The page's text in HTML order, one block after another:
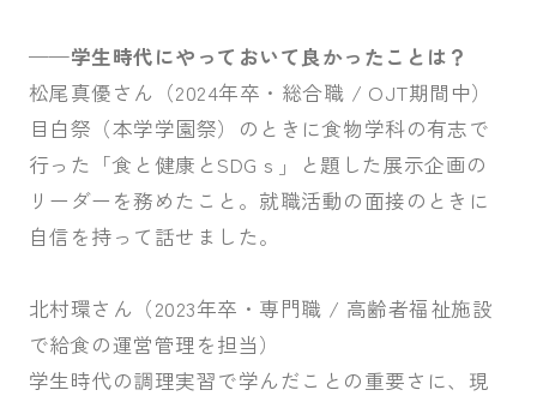
——学生時代にやっておいて良かったことは？
松尾真優さん（2024年卒・総合職 / OJT期間中）
目白祭（本学学園祭）のときに食物学科の有志で
行った「食と健康とSDGｓ」と題した展示企画の
リーダーを務めたこと。就職活動の面接のときに
自信を持って話せました。
北村環さん（2023年卒・専門職 / 高齢者福祉施設
で給食の運営管理を担当）
学生時代の調理実習で学んだことの重要さに、現